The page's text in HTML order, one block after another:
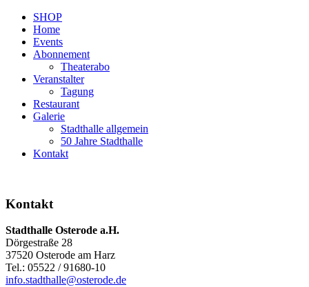
SHOP
Home
Events
Abonnement
Theaterabo
Veranstalter
Tagung
Restaurant
Galerie
Stadthalle allgemein
50 Jahre Stadthalle
Kontakt
Kontakt
Stadthalle Osterode a.H.
Dörgestraße 28
37520 Osterode am Harz
Tel.: 05522 / 91680-10
info.stadthalle@osterode.de